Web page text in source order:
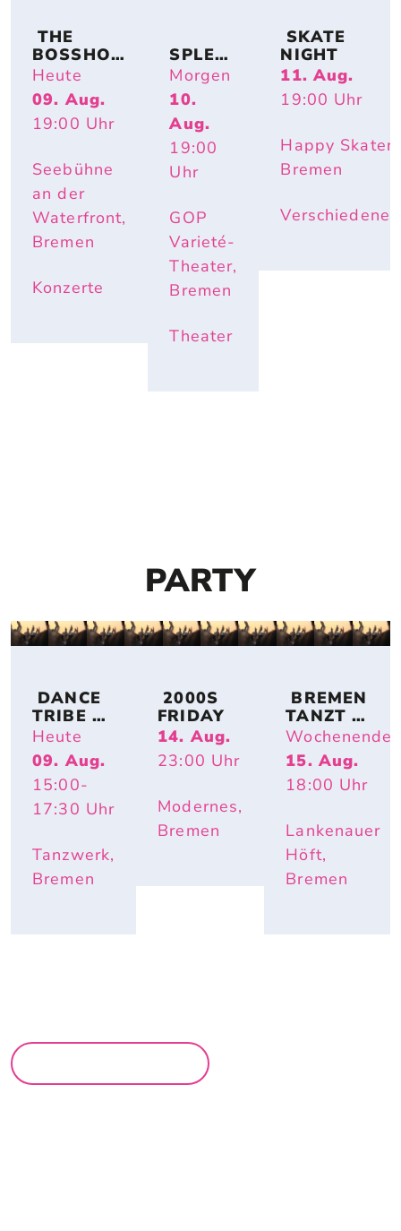
THE
BOSSHOS
S – BACK
TO THE
BOOTS
Heute
09. Aug.
19:00 Uhr
Seebühne
an der
Waterfront,
Bremen
Konzerte
SPLEN
DID
Morgen
10.
Aug.
19:00
Uhr
GOP
Varieté-
Theater,
Bremen
Theater
SKATE
NIGHT
11. Aug.
19:00 Uhr
Happy Skater,
Bremen
Verschiedenes
PARTY
DANCE
TRIBE
BREMEN
Heute
09. Aug.
15:00-
17:30 Uhr
Tanzwerk,
Bremen
2000S
FRIDAY
14. Aug.
23:00 Uhr
Modernes,
Bremen
BREMEN
TANZT
OPEN AIR
Wochenende
15. Aug.
18:00 Uhr
Lankenauer
Höft,
Bremen